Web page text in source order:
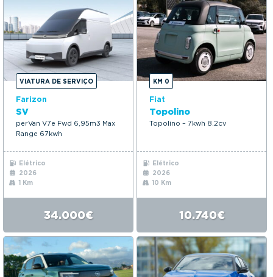
VIATURA DE SERVIÇO
Farizon
SV
perVan V7e Fwd 6,95m3 Max
Range 67kwh
Elétrico
2026
1 Km
34.000€
KM 0
Fiat
Topolino
Topolino – 7kwh 8.2cv
Elétrico
2026
10 Km
10.740€